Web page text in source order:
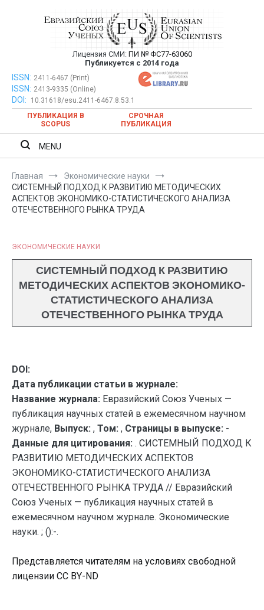
Евразийский Союз Ученых —
публикация научных статей в
ежемесячном научном журнале
Лицензия СМИ: ПИ № ФС77-63060
Публикуется с 2014 года
Евразийский Союз Ученых — публикация научных статей в
ежемесячном научном журнале
ISSN: 2411-6467 (Print)
ISSN: 2413-9335 (Online)
DOI:
10.31618/esu.2411-6467.8.53.1
ПУБЛИКАЦИЯ В
SCOPUS
СРОЧНАЯ
ПУБЛИКАЦИЯ
MENU
Главная
Экономические науки
СИСТЕМНЫЙ ПОДХОД К РАЗВИТИЮ МЕТОДИЧЕСКИХ
АСПЕКТОВ ЭКОНОМИКО-СТАТИСТИЧЕСКОГО АНАЛИЗА
ОТЕЧЕСТВЕННОГО РЫНКА ТРУДА
ЭКОНОМИЧЕСКИЕ НАУКИ
СИСТЕМНЫЙ ПОДХОД К РАЗВИТИЮ
МЕТОДИЧЕСКИХ АСПЕКТОВ ЭКОНОМИКО-
СТАТИСТИЧЕСКОГО АНАЛИЗА
ОТЕЧЕСТВЕННОГО РЫНКА ТРУДА
DOI:
Дата публикации статьи в журнале:
Название журнала: Евразийский Союз Ученых —
публикация научных статей в ежемесячном научном
журнале, Выпуск: , Том: , Страницы в выпуске: -
Данные для цитирования: . СИСТЕМНЫЙ ПОДХОД К
РАЗВИТИЮ МЕТОДИЧЕСКИХ АСПЕКТОВ
ЭКОНОМИКО-СТАТИСТИЧЕСКОГО АНАЛИЗА
ОТЕЧЕСТВЕННОГО РЫНКА ТРУДА // Евразийский
Союз Ученых — публикация научных статей в
ежемесячном научном журнале. Экономические
науки. ; ():-.
Представляется читателям на условиях свободной
лицензии CC BY-ND